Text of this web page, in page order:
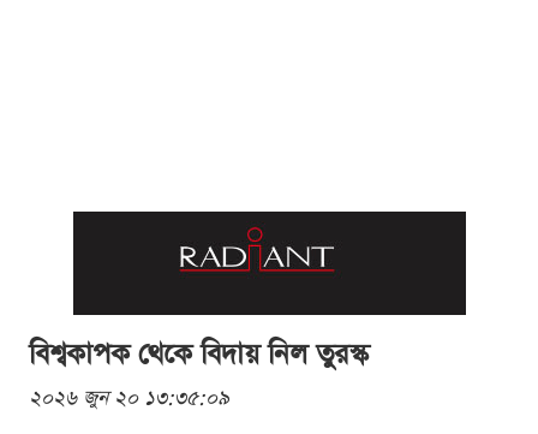
বিশ্বকাপক থেকে বিদায় নিল তুরস্ক
২০২৬ জুন ২০ ১৩:৩৫:০৯